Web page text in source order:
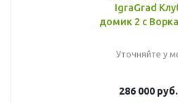
IgraGrad
домик 2 с
Уточняйте у
286 000 руб.